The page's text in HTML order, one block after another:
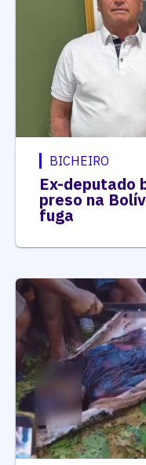
BICHEIRO
Ex-deputado
preso na
fuga